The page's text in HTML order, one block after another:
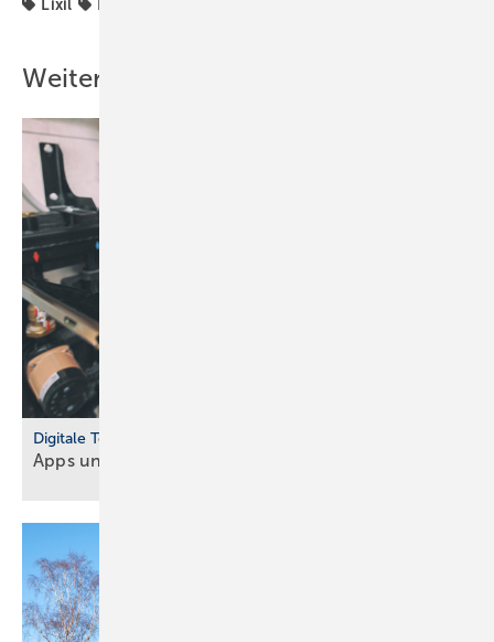
Lixil Plattform
Weitere Inhalte
Digitale Tools
Apps und Soft­ware für Hand­werker und